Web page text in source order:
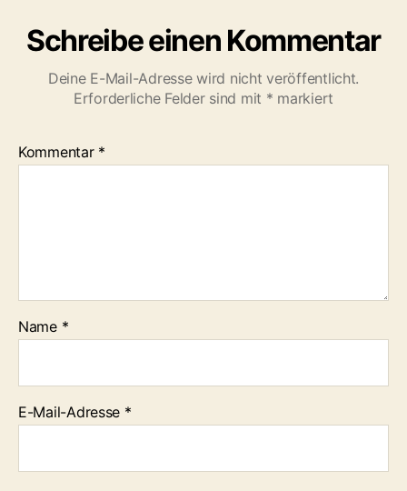
Schreibe einen Kommentar
Deine E-Mail-Adresse wird nicht veröffentlicht.
Erforderliche Felder sind mit * markiert
Kommentar *
Name *
E-Mail-Adresse *